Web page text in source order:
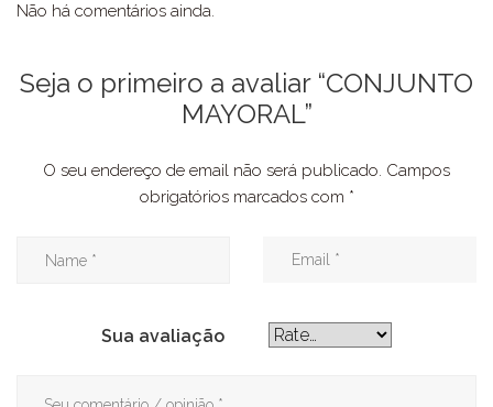
Não há comentários ainda.
Seja o primeiro a avaliar “CONJUNTO
MAYORAL”
O seu endereço de email não será publicado. Campos
obrigatórios marcados com *
Sua avaliação